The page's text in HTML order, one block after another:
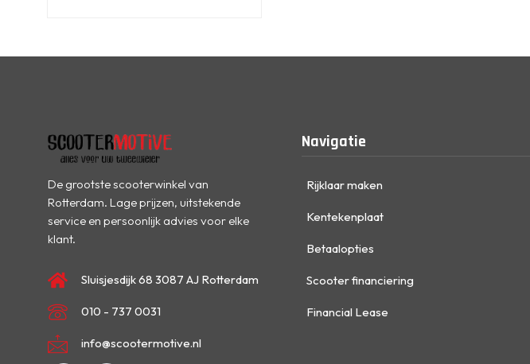
De grootste scooterwinkel van
Rotterdam. Lage prijzen, uitstekende
service en persoonlijk advies voor elke
klant.
Sluisjesdijk 68 3087 AJ Rotterdam
010 - 737 0031
info@scootermotive.nl
Navigatie
Rijklaar maken
Kentekenplaat
Betaalopties
Scooter financiering
Financial Lease